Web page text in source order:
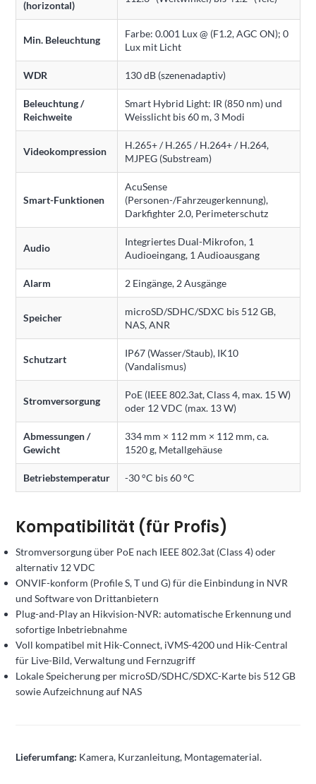
(horizontal)
Min. Beleuchtung
Farbe: 0.001 Lux @ (F1.2, AGC ON); 0
Lux mit Licht
WDR 130 dB (szenenadaptiv)
Beleuchtung /
Reichweite
Smart Hybrid Light: IR (850 nm) und
Weisslicht bis 60 m, 3 Modi
Videokompression
H.265+ / H.265 / H.264+ / H.264,
MJPEG (Substream)
Smart-Funktionen
AcuSense
(Personen-/Fahrzeugerkennung),
Darkfighter 2.0, Perimeterschutz
Audio
Integriertes Dual-Mikrofon, 1
Audioeingang, 1 Audioausgang
Alarm 2 Eingänge, 2 Ausgänge
Speicher
microSD/SDHC/SDXC bis 512 GB,
NAS, ANR
Schutzart
IP67 (Wasser/Staub), IK10
(Vandalismus)
Stromversorgung
PoE (IEEE 802.3at, Class 4, max. 15 W)
oder 12 VDC (max. 13 W)
Abmessungen /
Gewicht
334 mm × 112 mm × 112 mm, ca.
1520 g, Metallgehäuse
Betriebstemperatur -30 °C bis 60 °C
Kompatibilität (für Profis)
Stromversorgung über PoE nach IEEE 802.3at (Class 4) oder
alternativ 12 VDC
ONVIF-konform (Profile S, T und G) für die Einbindung in NVR
und Software von Drittanbietern
Plug-and-Play an Hikvision-NVR: automatische Erkennung und
sofortige Inbetriebnahme
Voll kompatibel mit Hik-Connect, iVMS-4200 und Hik-Central
für Live-Bild, Verwaltung und Fernzugriff
Lokale Speicherung per microSD/SDHC/SDXC-Karte bis 512 GB
sowie Aufzeichnung auf NAS
Lieferumfang: Kamera, Kurzanleitung, Montagematerial.